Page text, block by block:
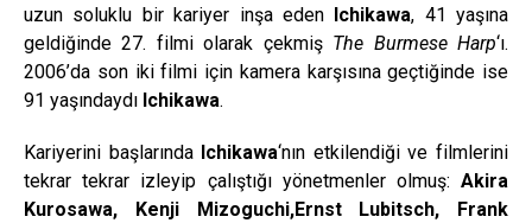
uzun soluklu bir kariyer inşa eden
Ichikawa, 41 yaşına
geldiğinde 27. filmi olarak çekmiş The Burmese Harp‘ı.
2006’da son iki filmi için kamera karşısına geçtiğinde ise
91 yaşındaydı Ichikawa.
Kariyerini başlarında Ichikawa‘nın etkilendiği ve filmlerini
tekrar tekrar izleyip çalıştığı yönetmenler olmuş: Akira
Kurosawa, Kenji Mizoguchi,Ernst Lubitsch, Frank